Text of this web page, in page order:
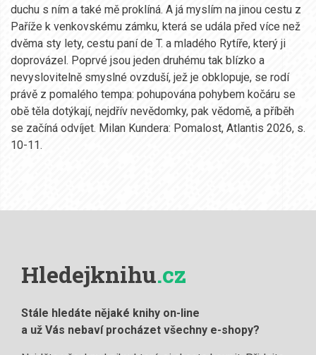
duchu s ním a také mě proklíná. A já myslím na jinou cestu z
Paříže k venkovskému zámku, která se udála před více než
dvěma sty lety, cestu paní de T. a mladého Rytíře, který ji
doprovázel. Poprvé jsou jeden druhému tak blízko a
nevyslovitelně smyslné ovzduší, jež je obklopuje, se rodí
právě z pomalého tempa: pohupována pohybem kočáru se
obě těla dotýkají, nejdřív nevědomky, pak vědomě, a příběh
se začíná odvíjet. Milan Kundera: Pomalost, Atlantis 2026, s.
10-11.
Hledejknihu.cz
Stále hledáte nějaké knihy on-line
a už Vás nebaví procházet všechny e-shopy?